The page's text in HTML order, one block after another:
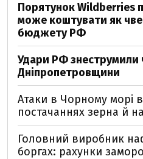
Порятунок Wildberries
може коштувати як
бюджету РФ
Удари РФ знеструмили
Дніпропетровщини
Атаки в Чорному морі
постачаннях зерна й
Головний виробник
боргах: рахунки